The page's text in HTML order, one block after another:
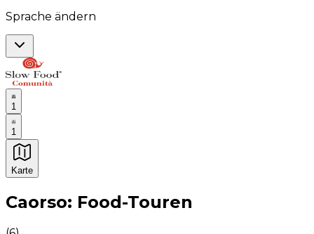
Sprache ändern
1
1
Karte
Unvergessliche kulinarische Erlebnisse:
Caorso: Food-Touren